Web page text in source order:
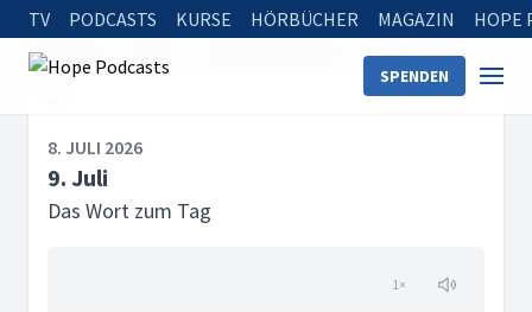
TV PODCASTS KURSE HÖRBÜCHER MAGAZIN HOPE
SPENDEN
Startseite 9. Juli
8. JULI 2026
9. Juli
Das Wort zum Tag
1×